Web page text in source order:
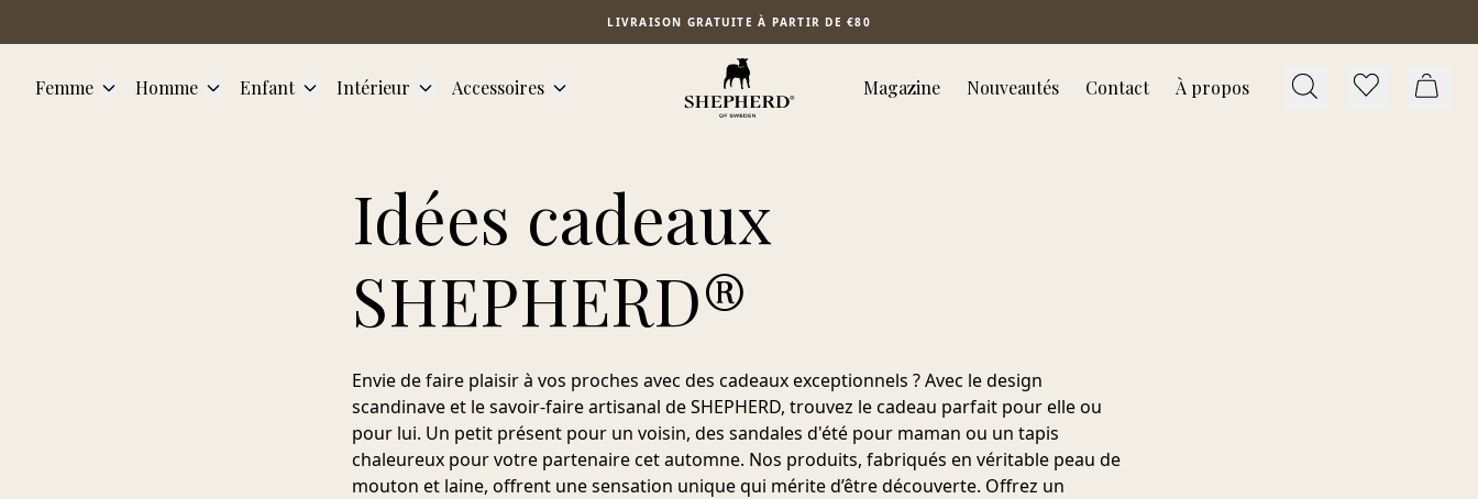
LIVRAISON GRATUITE À PARTIR DE €80
Femme Homme Enfant Intérieur Accessoires Magazine Nouveautés Contact À propos
Idées cadeaux
SHEPHERD®
Envie de faire plaisir à vos proches avec des cadeaux exceptionnels ? Avec le design
scandinave et le savoir-faire artisanal de SHEPHERD, trouvez le cadeau parfait pour elle ou
pour lui. Un petit présent pour un voisin, des sandales d'été pour maman ou un tapis
chaleureux pour votre partenaire cet automne. Nos produits, fabriqués en véritable peau de
mouton et laine, offrent une sensation unique qui mérite d’être découverte. Offrez un